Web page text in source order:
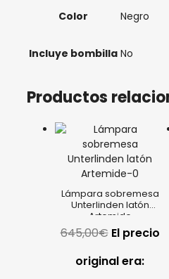
Color Negro
Incluye bombilla No
Productos
Lámpara sobremesa
Unterlinden latón
Artemide
645,00€ El precio
original era: